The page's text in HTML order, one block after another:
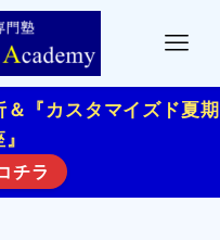
＆『カスタマイズド夏期
チラ